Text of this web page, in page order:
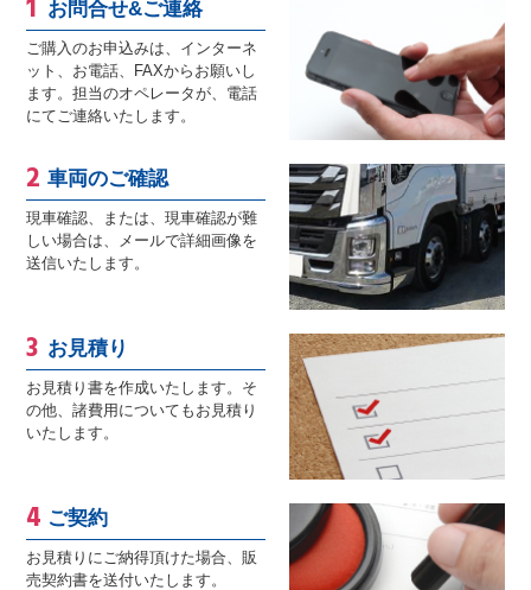
お問合せ&ご連絡
ご購入のお申込みは、インターネ
ット、お電話、FAXからお願いし
ます。担当のオペレータが、電話
にてご連絡いたします。
車両のご確認
現車確認、または、現車確認が難
しい場合は、メールで詳細画像を
送信いたします。
お見積り
お見積り書を作成いたします。そ
の他、諸費用についてもお見積り
いたします。
ご契約
お見積りにご納得頂けた場合、販
売契約書を送付いたします。